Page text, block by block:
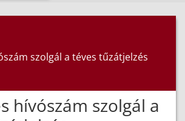
téves jelzés
szolgál a téves tűzátjelzés
hívószám szolgál a